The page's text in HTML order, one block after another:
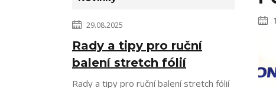
29.08.2025
Rady a tipy pro ruční
balení stretch fólií
Rady a tipy pro ruční balení stretch fólií